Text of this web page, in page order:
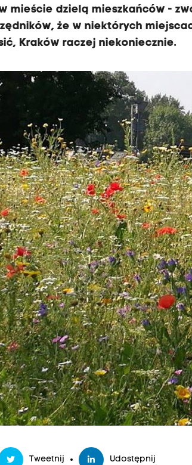
mieście dzielą mieszkańców -
że w niektórych
Kraków raczej niekoniecznie.
Tweetnij Udostępnij